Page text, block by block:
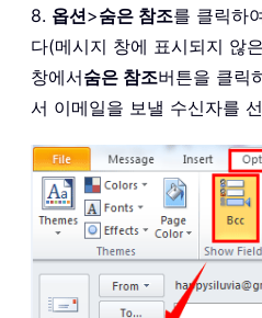
8. 옵션>숨은 참조를 클릭하
다(메시지 창에 표시되지 않
창에서숨은 참조버튼을 클릭
서 이메일을 보낼 수신자를 선